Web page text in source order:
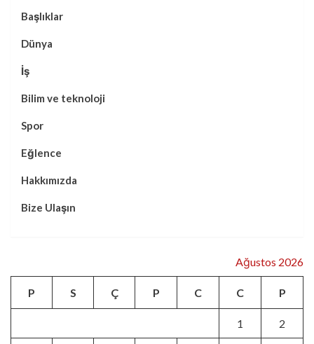
Başlıklar
Dünya
İş
Bilim ve teknoloji
Spor
Eğlence
Hakkımızda
Bize Ulaşın
Ağustos 2026
P S Ç P C C P
1 2